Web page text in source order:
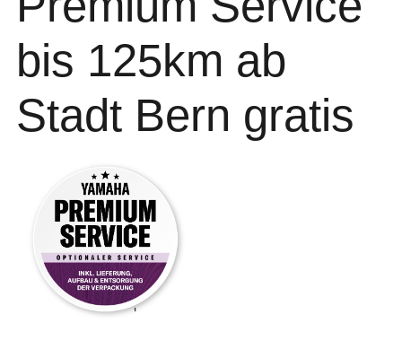
bis 125km ab
Stadt Bern gratis